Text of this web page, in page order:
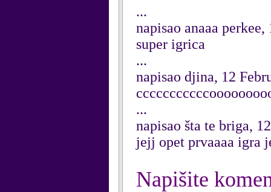
...
napisao anaaa
super igrica
...
napisao djina, 12
...
napisao šta te briga,
jejj opet prvaaaa igra
Napišite